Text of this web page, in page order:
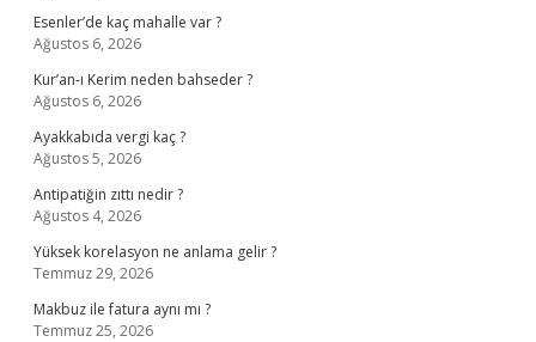
Esenler’de kaç mahalle var ?
Ağustos 6, 2026
Kur’an-ı Kerim neden bahseder ?
Ağustos 6, 2026
Ayakkabıda vergi kaç ?
Ağustos 5, 2026
Antipatiğin zıttı nedir ?
Ağustos 4, 2026
Yüksek korelasyon ne anlama gelir ?
Temmuz 29, 2026
Makbuz ile fatura aynı mı ?
Temmuz 25, 2026